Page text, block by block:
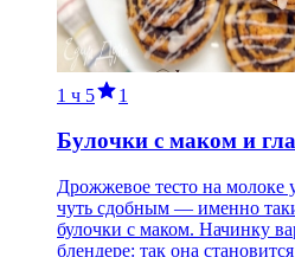
1 ч 5 1
Булочки с маком и
Дрожжевое тесто на молоке
чуть сдобным — именно
булочки с маком. Начинку
блендере: так она